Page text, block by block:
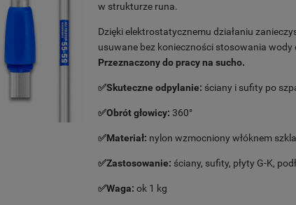
w strukturze runa.
Dzięki elektrostatycznemu działaniu
usuwane bez konieczności stosowania wody
Przeznaczony do pracy na sucho.
✅Skuteczne odpylanie: ściany i sufity po
✅Obrót głowicy: 360°
✅Materiał: nylon wzmocniony włóknem
✅Zastosowanie: ściany, sufity, płyty G-K,
✅Waga: ok 1 kg